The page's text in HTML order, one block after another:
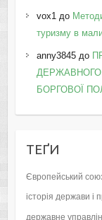
vox1до
туризму в
anny3845до
ДЕРЖАВНОГО
БОРГОВОЇ
ТЕҐИ
Європейський
історія держави і
державне